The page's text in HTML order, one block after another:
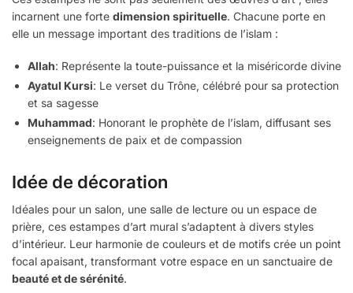
incarnent une forte dimension spirituelle. Chacune porte en
elle un message important des traditions de l’islam :
Allah: Représente la toute-puissance et la miséricorde divine
Ayatul Kursi: Le verset du Trône, célébré pour sa protection
et sa sagesse
Muhammad: Honorant le prophète de l’islam, diffusant ses
enseignements de paix et de compassion
Idée de décoration
Idéales pour un salon, une salle de lecture ou un espace de
prière, ces estampes d’art mural s’adaptent à divers styles
d’intérieur. Leur harmonie de couleurs et de motifs crée un point
focal apaisant, transformant votre espace en un sanctuaire de
beauté et de sérénité.